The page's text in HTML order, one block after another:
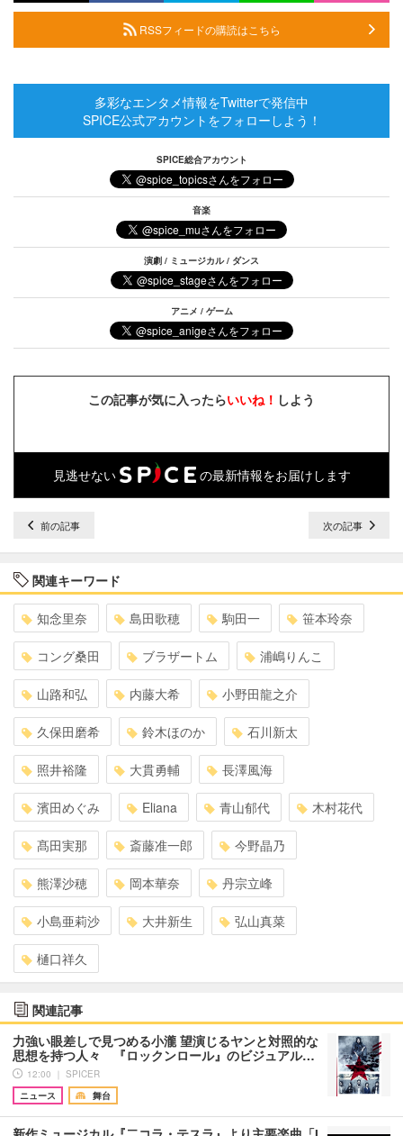
RSSフィードの購読はこちら
多彩なエンタメ情報をTwitterで発信中
SPICE公式アカウントをフォローしよう！
SPICE総合アカウント
音楽
演劇 / ミュージカル / ダンス
アニメ / ゲーム
この記事が気に入ったらいいね！ しよう
見逃せない の最新情報をお届けします
前の記事 次の記事
関連キーワード
知念里奈 島田歌穂 駒田一 笹本玲奈
コング桑田 ブラザートム 浦嶋りんこ
山路和弘 内藤大希 小野田龍之介
久保田磨希 鈴木ほのか 石川新太
照井裕隆 大貫勇輔 長澤風海
濱田めぐみ Eliana 青山郁代 木村花代
髙田実那 斎藤准一郎 今野晶乃
熊澤沙穂 岡本華奈 丹宗立峰
小島亜莉沙 大井新生 弘山真菜
樋口祥久
関連記事
力強い眼差しで見つめる小瀧 望演じるヤンと対照的な
思想を持つ人々 『ロックンロール』のビジュアル…
12:00 ｜ SPICER
ニュース
舞台